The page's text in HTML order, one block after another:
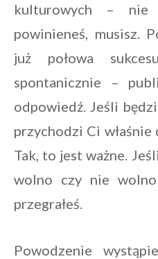
kulturowych – nie
powinieneś, musisz.
już połowa
spontanicznie –
odpowiedź. Jeśli
przychodzi Ci właśnie
Tak, to jest ważne.
wolno czy nie
przegrałeś.
Powodzenie